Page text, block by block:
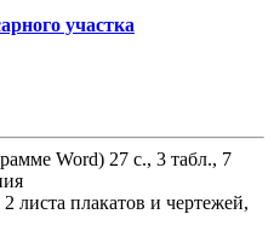
участка
Word) 27 с., 3 табл., 7
листа плакатов и чертежей,